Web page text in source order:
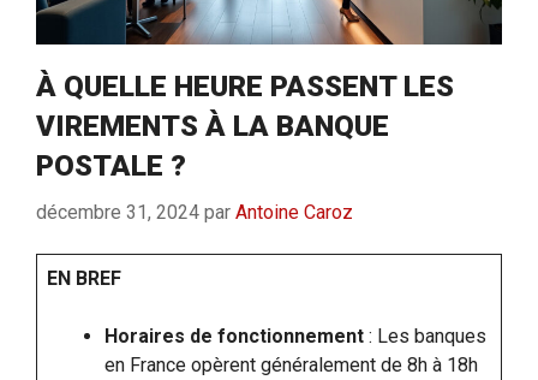
À QUELLE HEURE PASSENT LES
VIREMENTS À LA BANQUE
POSTALE ?
décembre 31, 2024 par Antoine Caroz
EN BREF
Horaires de fonctionnement : Les banques
en France opèrent généralement de 8h à 18h